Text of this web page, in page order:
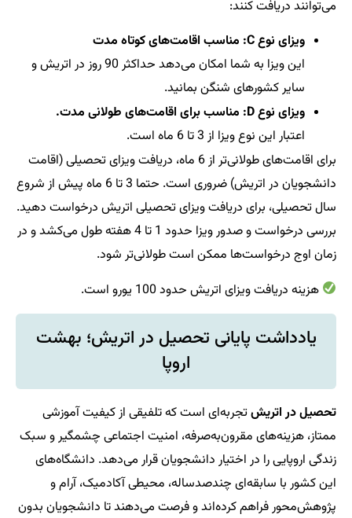
می‌توانند دریافت کنند:
ویزای نوع C: مناسب اقامت‌های کوتاه مدت
این ویزا به شما امکان می‌دهد حداکثر 90 روز در اتریش و
سایر کشورهای شنگن بمانید.
ویزای نوع D: مناسب برای اقامت‌های طولانی مدت.
اعتبار این نوع ویزا از 3 تا 6 ماه است.
برای اقامت‌های طولانی‌تر از 6 ماه، دریافت ویزای تحصیلی (اقامت
دانشجویان در اتریش) ضروری است. حتما 3 تا 6 ماه پیش از شروع
سال تحصیلی، برای دریافت ویزای تحصیلی اتریش درخواست دهید.
بررسی درخواست و صدور ویزا حدود 1 تا 4 هفته طول می‌کشد و در
زمان اوج درخواست‌ها ممکن است طولانی‌تر شود.
هزینه دریافت ویزای اتریش حدود 100 یورو است.
یادداشت پایانی تحصیل در اتریش؛ بهشت
اروپا
تحصیل در اتریشتجربه‌ای است که تلفیقی از کیفیت آموزشی
ممتاز، هزینه‌های مقرون‌به‌صرفه، امنیت اجتماعی چشمگیر و سبک
زندگی اروپایی را در اختیار دانشجویان قرار می‌دهد. دانشگاه‌های
این کشور با سابقه‌ای چندصدساله، محیطی آکادمیک، آرام و
پژوهش‌محور فراهم کرده‌اند و فرصت می‌دهند تا دانشجویان بدون